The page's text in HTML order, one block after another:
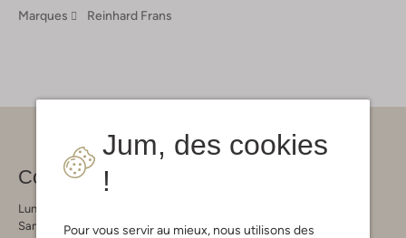
Jum, des cookies
!
Pour vous servir au mieux, nous utilisons des
Marques Reinhard Frans
Contact
Lundi - Vendredi 09:00 - 21:00 heures
Samedi 09:00 - 17:00 heures